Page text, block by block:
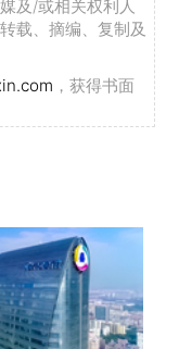
及/或相关权利人
载、摘编、复制及
，获得书面